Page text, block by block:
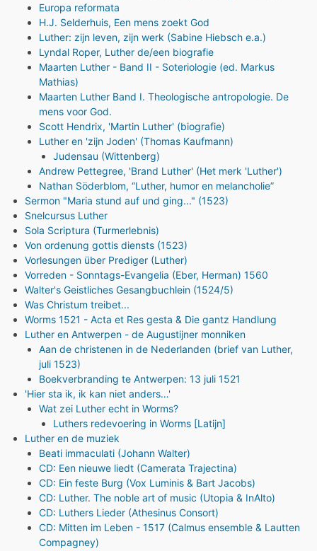
Europa reformata
H.J. Selderhuis, Een mens zoekt God
Luther: zijn leven, zijn werk (Sabine Hiebsch e.a.)
Lyndal Roper, Luther de/een biografie
Maarten Luther - Band II - Soteriologie (ed. Markus
Mathias)
Maarten Luther Band I. Theologische antropologie. De
mens voor God.
Scott Hendrix, 'Martin Luther' (biografie)
Luther en 'zijn Joden' (Thomas Kaufmann)
Judensau (Wittenberg)
Andrew Pettegree, 'Brand Luther' (Het merk 'Luther')
Nathan Söderblom, “Luther, humor en melancholie”
Sermon "Maria stund auf und ging..." (1523)
Snelcursus Luther
Sola Scriptura (Turmerlebnis)
Von ordenung gottis diensts (1523)
Vorlesungen über Prediger (Luther)
Vorreden - Sonntags-Evangelia (Eber, Herman) 1560
Walter's Geistliches Gesangbuchlein (1524/5)
Was Christum treibet...
Worms 1521 - Acta et Res gesta & Die gantz Handlung
Luther en Antwerpen - de Augustijner monniken
Aan de christenen in de Nederlanden (brief van Luther,
juli 1523)
Boekverbranding te Antwerpen: 13 juli 1521
'Hier sta ik, ik kan niet anders…'
Wat zei Luther echt in Worms?
Luthers redevoering in Worms [Latijn]
Luther en de muziek
Beati immaculati (Johann Walter)
CD: Een nieuwe liedt (Camerata Trajectina)
CD: Ein feste Burg (Vox Luminis & Bart Jacobs)
CD: Luther. The noble art of music (Utopia & InAlto)
CD: Luthers Lieder (Athesinus Consort)
CD: Mitten im Leben - 1517 (Calmus ensemble & Lautten
Compagney)